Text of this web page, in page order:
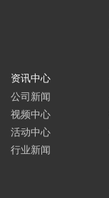
资讯中心
公司新闻
视频中心
活动中心
行业新闻